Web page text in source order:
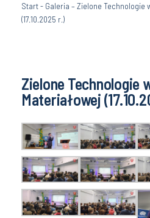
Start- Galeria – Zielone Technologie
(17.10.2025 r.)
Zielone Technologie
Materiałowej